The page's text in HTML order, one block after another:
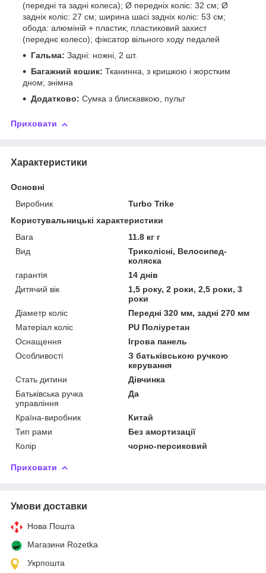
(передні та задні колеса); Ø передніх коліс: 32 см; Ø
задніх коліс: 27 см; ширина шасі задніх коліс: 53 см;
обода: алюміній + пластик; пластиковий захист
(переднє колесо); фіксатор вільного ходу педалей
Гальма: Задні: ножні, 2 шт.
Багажний кошик: Тканинна, з кришкою і жорстким
дном; знімна
Додатково: Сумка з блискавкою, пульт
Приховати
Характеристики
Основні
Виробник
Turbo Trike
Користувальницькі характеристики
Вага
11.8 кг г
Вид
Триколісні, Велосипед-
коляска
гарантія
14 днів
Дитячий вік
1,5 року, 2 роки, 2,5 роки, 3
роки
Діаметр коліс
Передні 320 мм, задні 270 мм
Матеріал коліс
PU Поліуретан
Оснащення
Ігрова панель
Особливості
З батьківською ручкою
керування
Стать дитини
Дівчинка
Батьківська ручка
управління
Да
Країна-виробник
Китай
Тип рами
Без амортизації
Колір
чорно-персиковий
Приховати
Умови доставки
Нова Пошта
Магазини Rozetka
Укрпошта